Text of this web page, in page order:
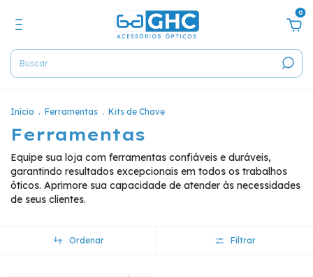
0
Início . Ferramentas . Kits de Chave
Ferramentas
Equipe sua loja com ferramentas confiáveis e duráveis,
garantindo resultados excepcionais em todos os trabalhos
óticos. Aprimore sua capacidade de atender às necessidades
de seus clientes.
Ordenar Filtrar